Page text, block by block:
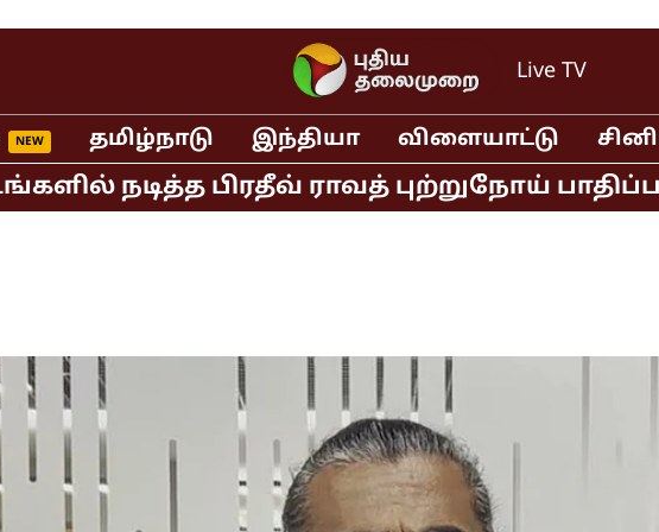
Live TV
தமிழ்நாடு இந்தியா விளையாட்டு
பிரதீவ் ராவத் புற்றுநோய் பாதிப்பால்